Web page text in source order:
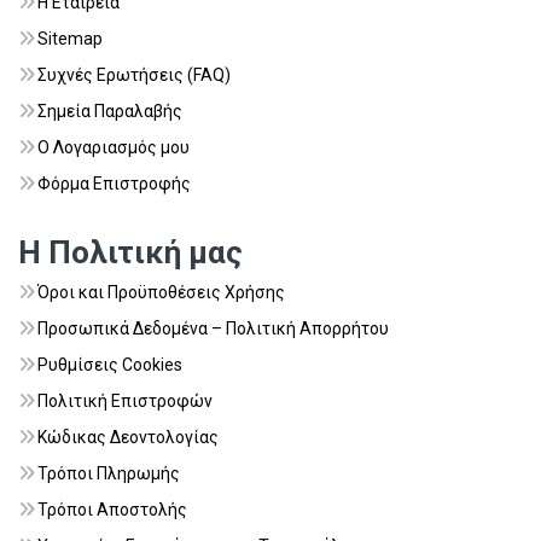
Sitemap
Συχνές Ερωτήσεις (FAQ)
Σημεία Παραλαβής
Ο Λογαριασμός μου
Φόρμα Επιστροφής
Η Πολιτική μας
Όροι και Προϋποθέσεις Χρήσης
Προσωπικά Δεδομένα – Πολιτική Απορρήτου
Ρυθμίσεις Cookies
Πολιτική Επιστροφών
Κώδικας Δεοντολογίας
Τρόποι Πληρωμής
Τρόποι Αποστολής